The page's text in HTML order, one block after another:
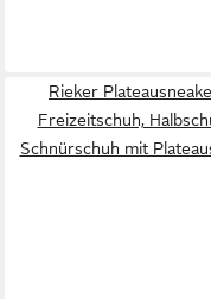
Rieker
Freizeitschuh,
Schnürschuh mit